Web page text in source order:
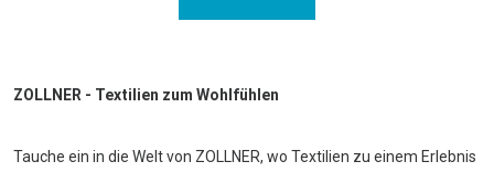
ZOLLNER - Textilien zum Wohlfühlen
Tauche ein in die Welt von ZOLLNER, wo Textilien zu einem Erlebnis